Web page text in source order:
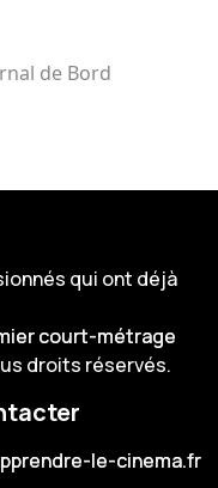
de Bord
qui ont déjà
court-métrage
court-métrage
droits réservés.
le-cinema.fr
le-cinema.fr